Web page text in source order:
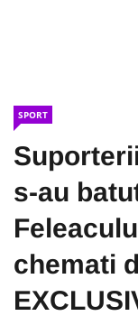
SPORT
s-au
chemati